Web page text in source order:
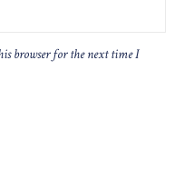
browser for the next time I